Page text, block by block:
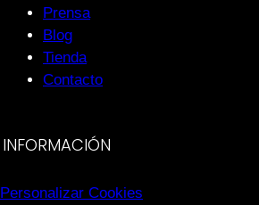
Prensa
Blog
Tienda
Contacto
INFORMACIÓN
Personalizar Cookies